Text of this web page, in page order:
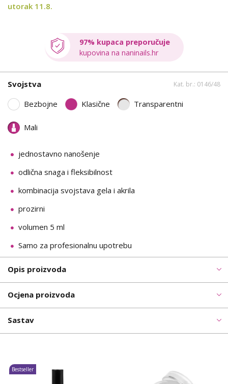
utorak 11.8.
97% kupaca preporučuje
kupovina na naninails.hr
Svojstva Kat. br.: 0146/48
Bezbojne Klasične Transparentni
Mali
jednostavno nanošenje
odlična snaga i fleksibilnost
kombinacija svojstava gela i akrila
prozirni
volumen 5 ml
Samo za profesionalnu upotrebu
Opis proizvoda
Ocjena proizvoda
Sastav
Bestseller